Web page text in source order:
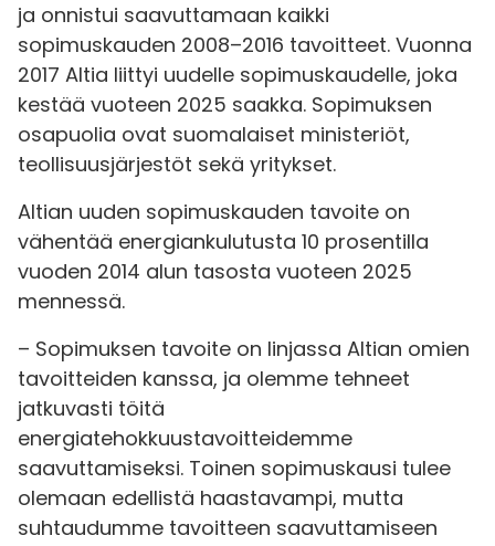
ja onnistui saavuttamaan kaikki
sopimuskauden 2008–2016 tavoitteet. Vuonna
2017 Altia liittyi uudelle sopimuskaudelle, joka
kestää vuoteen 2025 saakka. Sopimuksen
osapuolia ovat suomalaiset ministeriöt,
teollisuusjärjestöt sekä yritykset.
Altian uuden sopimuskauden tavoite on
vähentää energiankulutusta 10 prosentilla
vuoden 2014 alun tasosta vuoteen 2025
mennessä.
– Sopimuksen tavoite on linjassa Altian omien
tavoitteiden kanssa, ja olemme tehneet
jatkuvasti töitä
energiatehokkuustavoitteidemme
saavuttamiseksi. Toinen sopimuskausi tulee
olemaan edellistä haastavampi, mutta
suhtaudumme tavoitteen saavuttamiseen